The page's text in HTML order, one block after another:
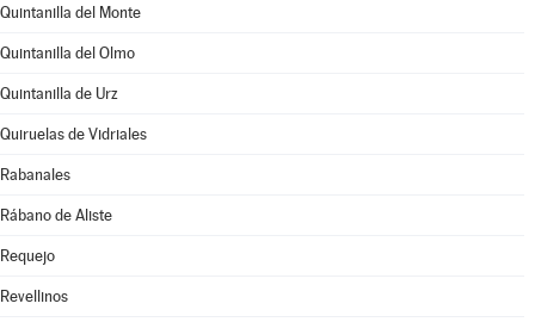
Quintanilla del Monte
Quintanilla del Olmo
Quintanilla de Urz
Quiruelas de Vidriales
Rabanales
Rábano de Aliste
Requejo
Revellinos